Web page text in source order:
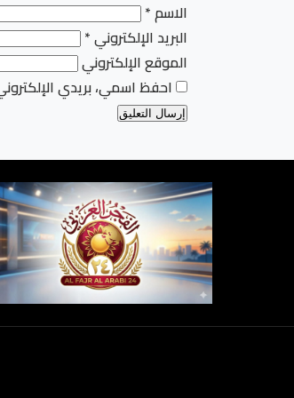
الاسم*
البريد الإلكتروني*
الموقع الإلكتروني
احفظ اسمي، بريدي